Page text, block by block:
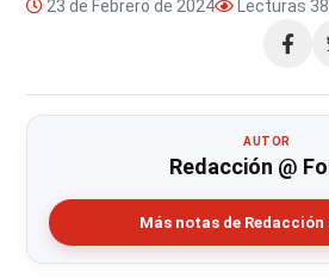
23 de Febrero de 2024 Lecturas
AUTOR
Redacción @
Más notas de Redacción